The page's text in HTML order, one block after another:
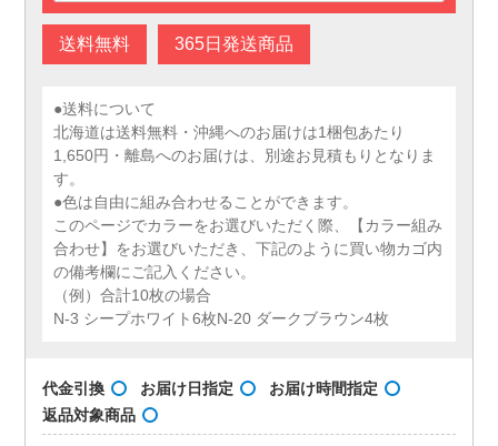
送料無料 365日発送商品
●送料について
北海道は送料無料・沖縄へのお届けは1梱包あたり
1,650円・離島へのお届けは、別途お見積もりとなりま
す。
●色は自由に組み合わせることができます。
このページでカラーをお選びいただく際、【カラー組み
合わせ】をお選びいただき、下記のように買い物カゴ内
の備考欄にご記入ください。
（例）合計10枚の場合
N-3 シープホワイト6枚N-20 ダークブラウン4枚
代金引換 お届け日指定
お届け時間指定
返品対象商品